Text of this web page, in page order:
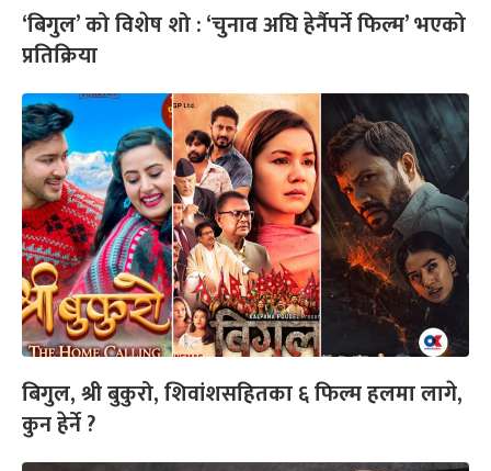
‘बिगुल’ को विशेष शो : ‘चुनाव अघि हेर्नैपर्ने फिल्म’ भएको
प्रतिक्रिया
बिगुल, श्री बुकुरो, शिवांशसहितका ६ फिल्म हलमा लागे,
कुन हेर्ने ?